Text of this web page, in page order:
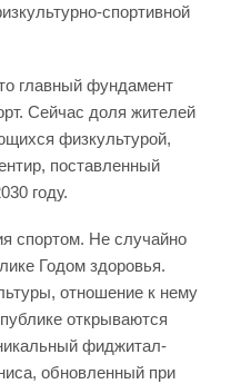
спортивной
главный фундамент
Сейчас доля жителей
физкультурой,
поставленный
году.
спортом. Не случайно
Годом здоровья.
отношение к нему
открываются
фиджитал-
обновленный при